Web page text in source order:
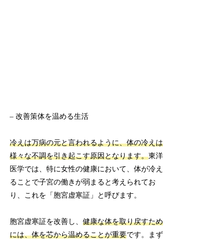
– 改善策体を温める生活
冷えは万病の元と言われるように、体の冷えは
様々な不調を引き起こす原因となります。東洋
医学では、特に女性の健康において、体が冷え
ることで子宮の働きが弱まると考えられてお
り、これを「胞宮虚寒証」と呼びます。
胞宮虚寒証を改善し、健康な体を取り戻すため
には、体を芯から温めることが重要です。まず